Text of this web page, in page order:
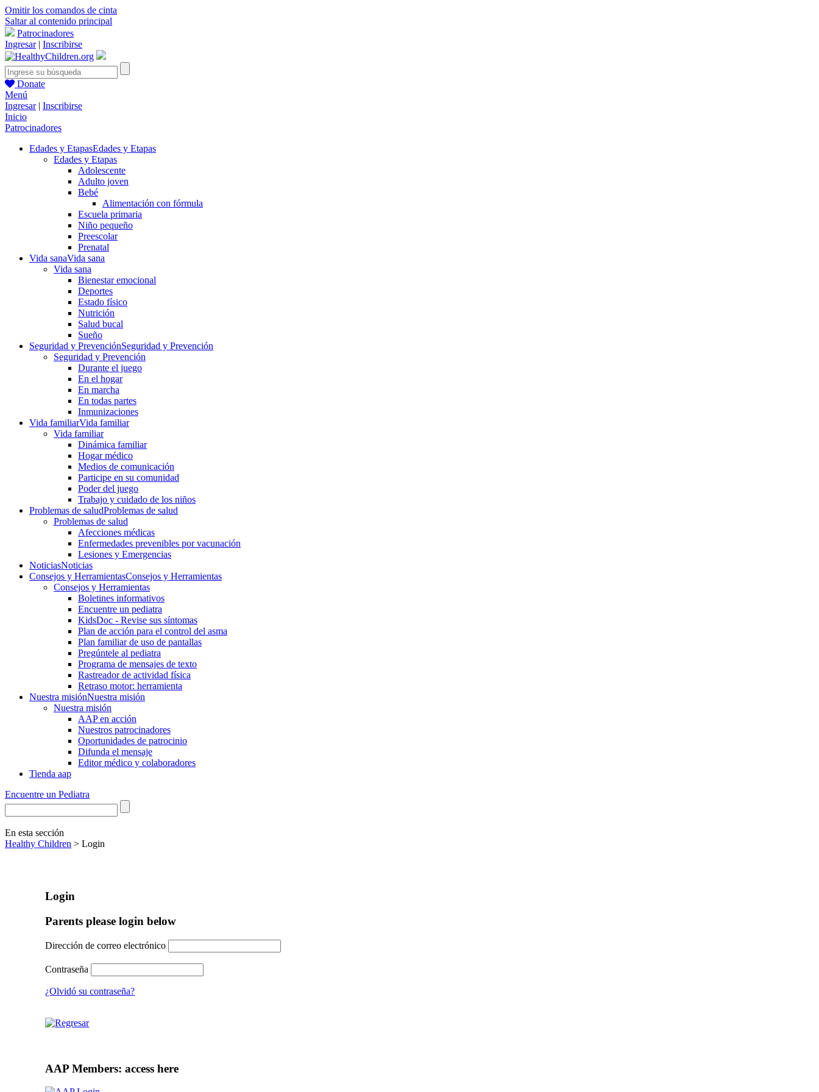
Omitir los comandos de cinta
Saltar al contenido principal
Patrocinadores
Ingresar| Inscribirse
Donate
Menú
Ingresar| Inscribirse
Inicio
Patrocinadores
Edades y EtapasEdades y Etapas
Edades y Etapas
Adolescente
Adulto joven
Bebé
Alimentación con fórmula
Escuela primaria
Niño pequeño
Preescolar
Prenatal
Vida sanaVida sana
Vida sana
Bienestar emocional
Deportes
Estado físico
Nutrición
Salud bucal
Sueño
Seguridad y PrevenciónSeguridad y Prevención
Seguridad y Prevención
Durante el juego
En el hogar
En marcha
En todas partes
Inmunizaciones
Vida familiarVida familiar
Vida familiar
Dinámica familiar
Hogar médico
Medios de comunicación
Participe en su comunidad
Poder del juego
Trabajo y cuidado de los niños
Problemas de saludProblemas de salud
Problemas de salud
Afecciones médicas
Enfermedades prevenibles por vacunación
Lesiones y Emergencias
NoticiasNoticias
Consejos y HerramientasConsejos y Herramientas
Consejos y Herramientas
Boletines informativos
Encuentre un pediatra
KidsDoc - Revise sus síntomas
Plan de acción para el control del asma
Plan familiar de uso de pantallas
Pregúntele al pediatra
Programa de mensajes de texto
Rastre​​ador de activida​d física
Retraso motor: herramienta
Nuestra misiónNuestra misión
Nuestra misión
AAP en acción
Nuestros patrocinadores
Oportunidades de patrocinio
Difunda el mensaje
Editor médico y colaboradores
Tienda aap
Encuentre un Pediatra
En esta sección
Healthy Children > Login
Login
Parents please login below
Dirección de correo electrónico
Contraseña
¿Olvidó su contraseña?
AAP Members: access here